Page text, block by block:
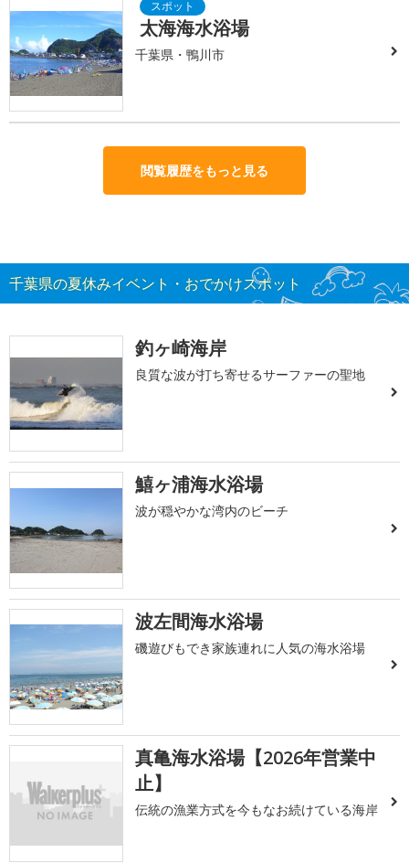
太海海水浴場
千葉県・鴨川市
閲覧履歴をもっと見る
千葉県の夏休みイベント・おでかけスポット
釣ヶ崎海岸
良質な波が打ち寄せるサーファーの聖地
鱚ヶ浦海水浴場
波が穏やかな湾内のビーチ
波左間海水浴場
磯遊びもでき家族連れに人気の海水浴場
真亀海水浴場【2026年営業中
止】
伝統の漁業方式を今もなお続けている海岸